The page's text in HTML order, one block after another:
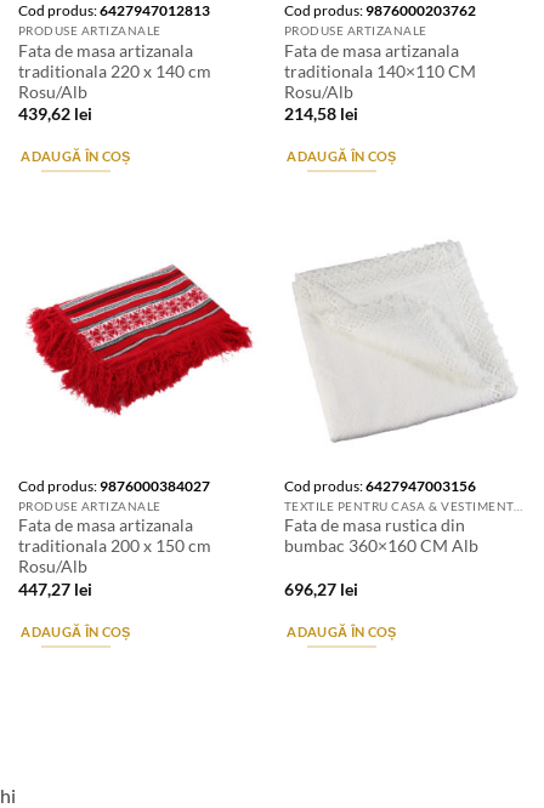
Cod produs:6427947012813
PRODUSE ARTIZANALE
Fata de masa artizanala
traditionala 220 x 140 cm
Rosu/Alb
439,62 lei
ADAUGĂ ÎN COȘ
Cod produs:9876000203762
PRODUSE ARTIZANALE
Fata de masa artizanala
traditionala 140×110 CM
Rosu/Alb
214,58 lei
ADAUGĂ ÎN COȘ
Cod produs:9876000384027
PRODUSE ARTIZANALE
Fata de masa artizanala
traditionala 200 x 150 cm
Rosu/Alb
447,27 lei
ADAUGĂ ÎN COȘ
Cod produs:6427947003156
TEXTILE PENTRU CASA & VESTIMENTATIE ARTIZANALA
Fata de masa rustica din
bumbac 360×160 CM Alb
696,27 lei
ADAUGĂ ÎN COȘ
hi